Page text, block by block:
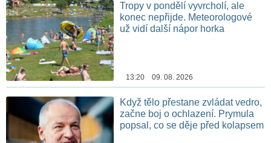
Tropy v pondělí vyvrcholí, ale
konec nepřijde. Meteorologové
už vidí další nápor horka
13:20 09. 08. 2026
Když tělo přestane zvládat vedro,
začne boj o ochlazení. Prymula
popsal, co se děje před kolapsem